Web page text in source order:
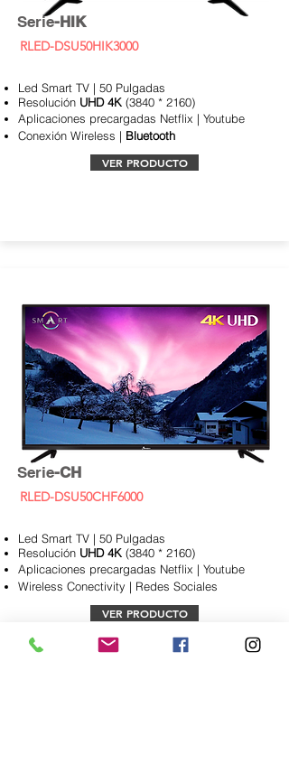
Serie-HIK
RLED-DSU50HIK3000
Led Smart TV | 50 Pulgadas
Resolución UHD 4K (3840 * 2160)
Aplicaciones precargadas Netflix | Youtube
Conexión Wireless | Bluetooth
VER PRODUCTO
Serie-CH
RLED-DSU50CHF6000
Led Smart TV | 50 Pulgadas
Resolución UHD 4K (3840 * 2160)
Aplicaciones precargadas Netflix | Youtube
Wireless Conectivity | Redes Sociales
VER PRODUCTO